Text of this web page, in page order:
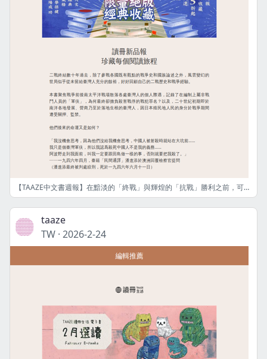
【TAAZE中文書週報】在黯淡的「終戰」與輝煌的「抗戰」勝利之前，可曾容得下屬於臺灣人的戰爭記憶？──《無處安放的記憶》
taaze
TW · 2026-2-24